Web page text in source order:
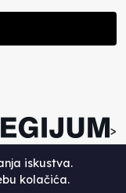
>
(c) 2026. Školegijum.
iskustva.
kolačića.